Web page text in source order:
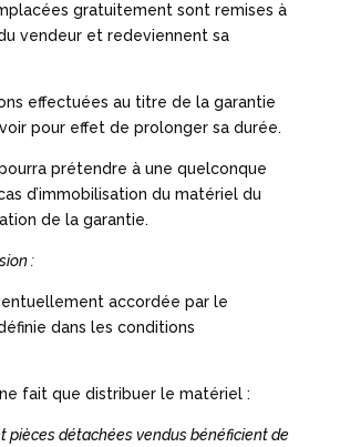
gratuitement sont remises à
vendeur et redeviennent sa
effectuées au titre de la garantie
pour effet de prolonger sa durée.
pourra prétendre à une quelconque
d’immobilisation du matériel du
de la garantie.
:
accordée par le
dans les conditions
ne fait que distribuer le matériel :
pièces détachées vendus bénéficient de